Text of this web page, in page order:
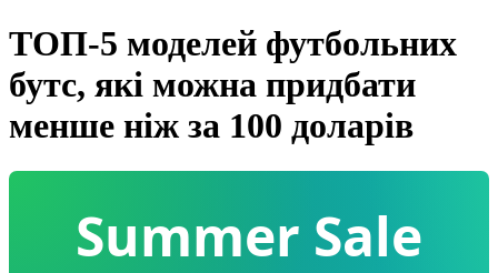
ТОП-5 моделей футбольних
бутс, які можна придбати
менше ніж за 100 доларів
Summer Sale